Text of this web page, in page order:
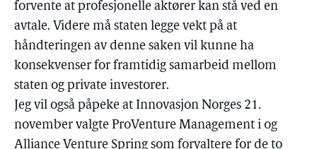
forvente at profesjonelle aktører kan stå ved en
avtale. Videre må staten legge vekt på at
håndteringen av denne saken vil kunne ha
konsekvenser for framtidig samarbeid mellom
staten og private investorer.
Jeg vil også påpeke at Innovasjon Norges 21.
november valgte ProVenture Management i og
Alliance Venture Spring som forvaltere for de to